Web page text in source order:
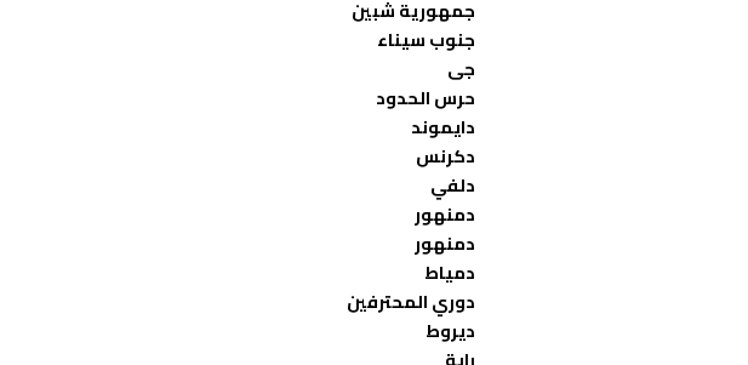
جمهورية شبين
جنوب سيناء
جى
حرس الحدود
دايموند
دكرنس
دلفي
دمنهور
دمنهور
دمياط
دوري المحترفين
ديروط